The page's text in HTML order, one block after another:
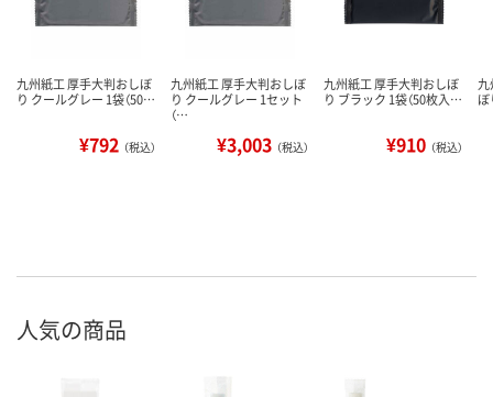
九州紙工 厚手大判おしぼ
り クールグレー 1袋（50…
¥792 （税込）
九州紙工 厚手大判おしぼ
り クールグレー 1セット
（…
¥3,003 （税込）
九州紙工 厚手大判おしぼ
り ブラック 1袋（50枚入…
¥910 （税込）
人気の商品